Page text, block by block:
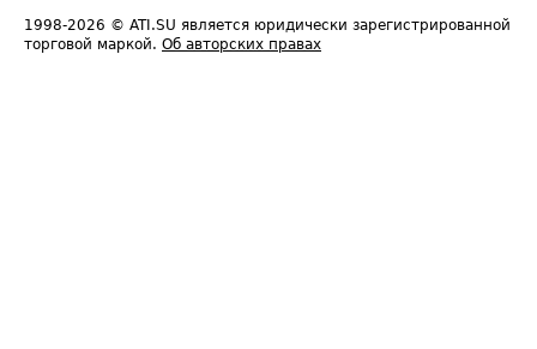
1998-2026 © ATI.SU является юридически зарегистрированной
торговой маркой. Об авторских правах